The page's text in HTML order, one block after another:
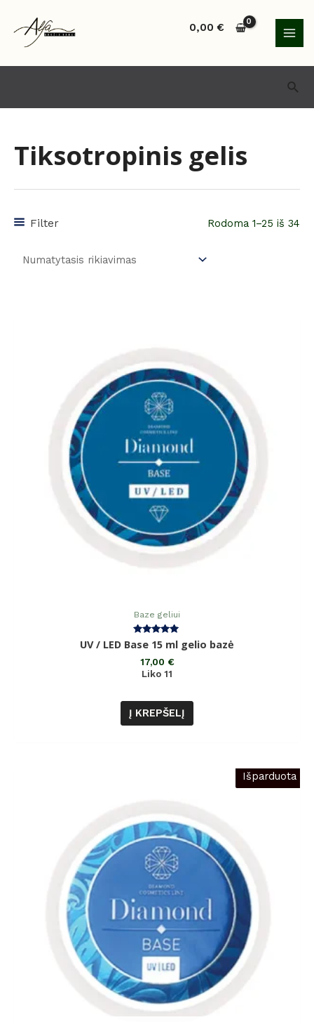
turinio
0,00€
Tiksotropinis gelis
Filter Rodoma 1–25 iš 34
Baze geliui
Įvertinimas:
5.00
iš 5
UV / LED Base 15 ml gelio bazė
17,00 €
Liko 11
Į KREPŠELĮ
Išparduota